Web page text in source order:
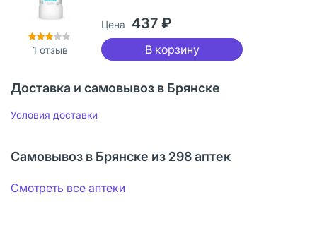
1 отзыв
Цена 437 ₽
В корзину
Доставка и самовывоз в Брянске
Условия доставки
Самовывоз в Брянске из 298 аптек
Смотреть все аптеки